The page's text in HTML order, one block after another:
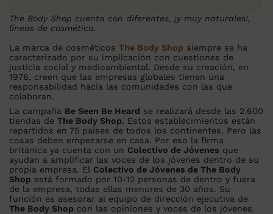
The Body Shop cuenta con diferentes, ¡y muy naturales!,
líneas de cosmética.
La marca de cosméticos The Body Shop siempre se ha
caracterizado por su implicación con cuestiones de
justicia social y medioambiental. Desde su creación, en
1976, creen que las empresas globales tienen una
responsabilidad hacia las comunidades con las que
colaboran.
La campaña Be Seen Be Heard se realizará desde las 2.600
tiendas de The Body Shop. Estos establecimientos están
repartidos en 75 países de todos los continentes. Pero las
cosas deben empezarse en casa. Por eso la firma
británica ya cuenta con un Colectivo de Jóvenes que
ayudan a amplificar las voces de los jóvenes dentro de su
propia empresa. El Colectivo de Jóvenes de The Body
Shop está formado por 10-12 personas de dentro y fuera
de la empresa, todas ellas menores de 30 años. Su
función es asesorar al equipo de dirección ejecutiva de
The Body Shop con las opiniones y voces de los jóvenes.